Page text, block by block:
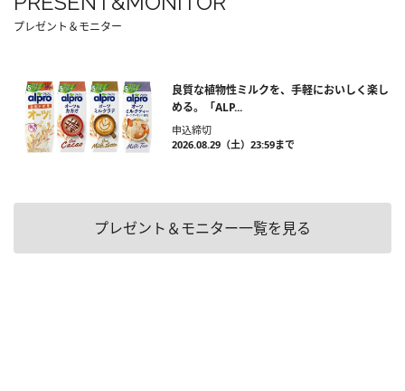
プレゼント＆モニター
良質な植物性ミルクを、手軽においしく楽し
める。「ALP...
申込締切
2026.08.29（土）23:59まで
プレゼント＆モニター一覧を見る